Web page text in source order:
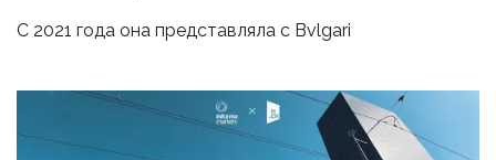
С 2021 года она представляла с Bvlgari